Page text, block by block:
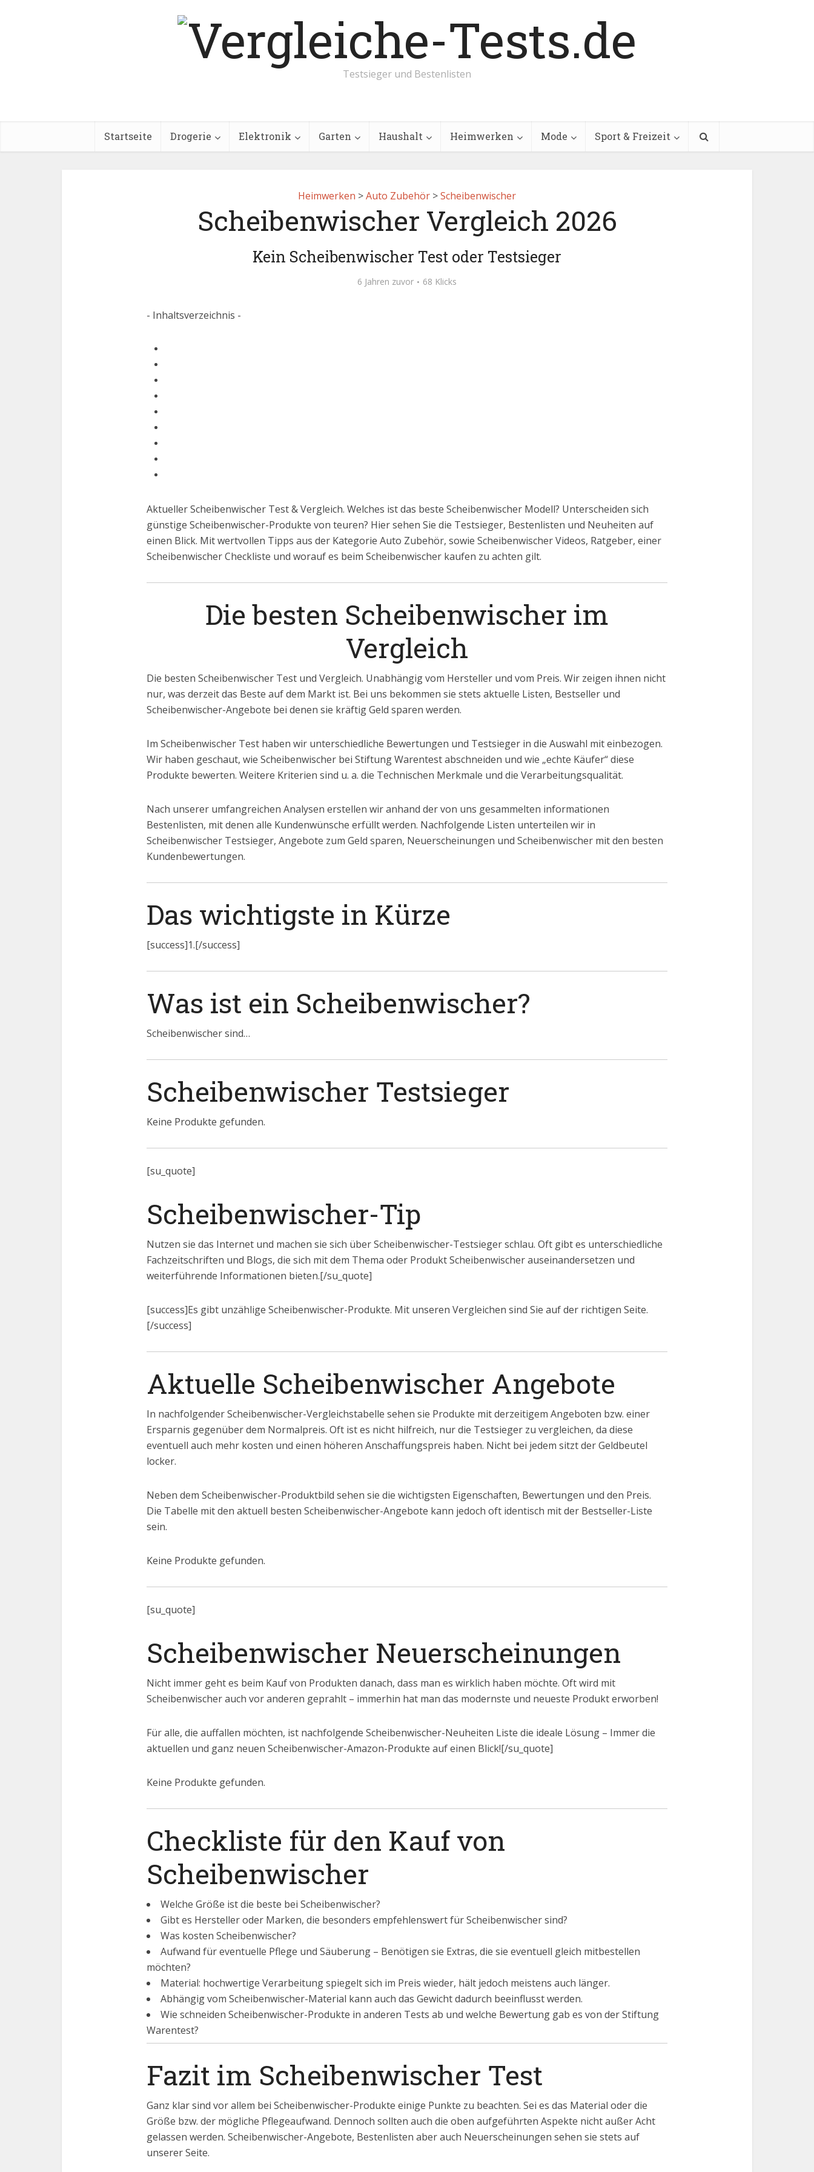
Testsieger und Bestenlisten
Startseite Drogerie Elektronik Garten Haushalt Heimwerken Mode Sport & Freizeit
Heimwerken >Auto Zubehör >Scheibenwischer
Scheibenwischer Vergleich 2026
Kein Scheibenwischer Test oder Testsieger
6 Jahren zuvor 68 Klicks
- Inhaltsverzeichnis -
Aktueller Scheibenwischer Test & Vergleich. Welches ist das beste Scheibenwischer Modell? Unterscheiden sich
günstige Scheibenwischer-Produkte von teuren? Hier sehen Sie die Testsieger, Bestenlisten und Neuheiten auf
einen Blick. Mit wertvollen Tipps aus der Kategorie Auto Zubehör, sowie Scheibenwischer Videos, Ratgeber, einer
Scheibenwischer Checkliste und worauf es beim Scheibenwischer kaufen zu achten gilt.
Die besten Scheibenwischer im
Vergleich
Die besten Scheibenwischer Test und Vergleich. Unabhängig vom Hersteller und vom Preis. Wir zeigen ihnen nicht
nur, was derzeit das Beste auf dem Markt ist. Bei uns bekommen sie stets aktuelle Listen, Bestseller und
Scheibenwischer-Angebote bei denen sie kräftig Geld sparen werden.
Im Scheibenwischer Test haben wir unterschiedliche Bewertungen und Testsieger in die Auswahl mit einbezogen.
Wir haben geschaut, wie Scheibenwischer bei Stiftung Warentest abschneiden und wie „echte Käufer“ diese
Produkte bewerten. Weitere Kriterien sind u. a. die Technischen Merkmale und die Verarbeitungsqualität.
Nach unserer umfangreichen Analysen erstellen wir anhand der von uns gesammelten informationen
Bestenlisten, mit denen alle Kundenwünsche erfüllt werden. Nachfolgende Listen unterteilen wir in
Scheibenwischer Testsieger, Angebote zum Geld sparen, Neuerscheinungen und Scheibenwischer mit den besten
Kundenbewertungen.
Das wichtigste in Kürze
[success]1.[/success]
Was ist ein Scheibenwischer?
Scheibenwischer sind…
Scheibenwischer Testsieger
Keine Produkte gefunden.
[su_quote]
Scheibenwischer-Tip
Nutzen sie das Internet und machen sie sich über Scheibenwischer-Testsieger schlau. Oft gibt es unterschiedliche
Fachzeitschriften und Blogs, die sich mit dem Thema oder Produkt Scheibenwischer auseinandersetzen und
weiterführende Informationen bieten.[/su_quote]
[success]Es gibt unzählige Scheibenwischer-Produkte. Mit unseren Vergleichen sind Sie auf der richtigen Seite.
[/success]
Aktuelle Scheibenwischer Angebote
In nachfolgender Scheibenwischer-Vergleichstabelle sehen sie Produkte mit derzeitigem Angeboten bzw. einer
Ersparnis gegenüber dem Normalpreis. Oft ist es nicht hilfreich, nur die Testsieger zu vergleichen, da diese
eventuell auch mehr kosten und einen höheren Anschaffungspreis haben. Nicht bei jedem sitzt der Geldbeutel
locker.
Neben dem Scheibenwischer-Produktbild sehen sie die wichtigsten Eigenschaften, Bewertungen und den Preis.
Die Tabelle mit den aktuell besten Scheibenwischer-Angebote kann jedoch oft identisch mit der Bestseller-Liste
sein.
Keine Produkte gefunden.
[su_quote]
Scheibenwischer Neuerscheinungen
Nicht immer geht es beim Kauf von Produkten danach, dass man es wirklich haben möchte. Oft wird mit
Scheibenwischer auch vor anderen geprahlt – immerhin hat man das modernste und neueste Produkt erworben!
Für alle, die auffallen möchten, ist nachfolgende Scheibenwischer-Neuheiten Liste die ideale Lösung – Immer die
aktuellen und ganz neuen Scheibenwischer-Amazon-Produkte auf einen Blick![/su_quote]
Keine Produkte gefunden.
Checkliste für den Kauf von
Scheibenwischer
Welche Größe ist die beste bei Scheibenwischer?
Gibt es Hersteller oder Marken, die besonders empfehlenswert für Scheibenwischer sind?
Was kosten Scheibenwischer?
Aufwand für eventuelle Pflege und Säuberung – Benötigen sie Extras, die sie eventuell gleich mitbestellen
möchten?
Material: hochwertige Verarbeitung spiegelt sich im Preis wieder, hält jedoch meistens auch länger.
Abhängig vom Scheibenwischer-Material kann auch das Gewicht dadurch beeinflusst werden.
Wie schneiden Scheibenwischer-Produkte in anderen Tests ab und welche Bewertung gab es von der Stiftung
Warentest?
Fazit im Scheibenwischer Test
Ganz klar sind vor allem bei Scheibenwischer-Produkte einige Punkte zu beachten. Sei es das Material oder die
Größe bzw. der mögliche Pflegeaufwand. Dennoch sollten auch die oben aufgeführten Aspekte nicht außer Acht
gelassen werden. Scheibenwischer-Angebote, Bestenlisten aber auch Neuerscheinungen sehen sie stets auf
unserer Seite.